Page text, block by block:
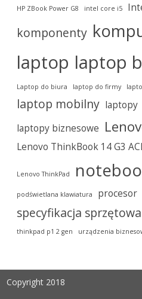
HP ZBook Power G8 intel core i5
komponenty
laptop laptop
Laptop do biura laptop do firmy
laptop mobilny laptopy
laptopy biznesowe
Lenovo ThinkBook 14 G3
Lenovo ThinkPad
podświetlana klawiatura procesor
specyfikacja sprzętowa
thinkpad p1 2 gen urządzenia
Copyright 2018